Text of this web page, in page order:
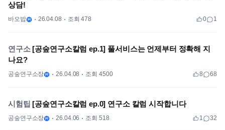
상담!
바오밥 26.04.08 조회 478 0 1
연구소[공숲연구소칼럼 ep.1] 풀서비스는 언제부터 정확해 지
나요?
공숲연구소장 26.04.08 조회 4500 8 68
시험팁 [공숲연구소칼럼 ep.0] 연구소 칼럼 시작합니다
공숲연구소장 26.04.06 조회 518 1 32